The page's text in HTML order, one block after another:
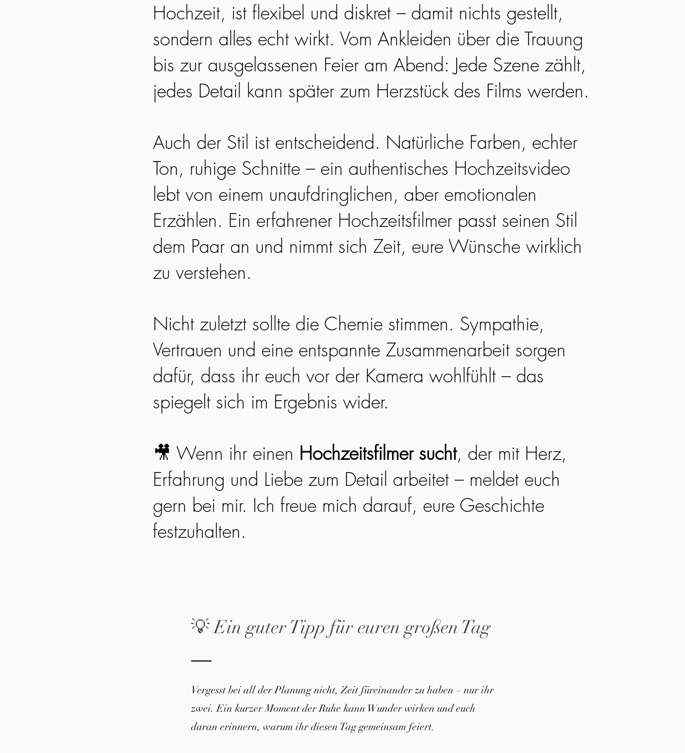
Hochzeit, ist flexibel und diskret – damit nichts gestellt,
sondern alles echt wirkt. Vom Ankleiden über die Trauung
bis zur ausgelassenen Feier am Abend: Jede Szene zählt,
jedes Detail kann später zum Herzstück des Films werden.
Auch der Stil ist entscheidend. Natürliche Farben, echter
Ton, ruhige Schnitte – ein authentisches Hochzeitsvideo
lebt von einem unaufdringlichen, aber emotionalen
Erzählen. Ein erfahrener Hochzeitsfilmer passt seinen Stil
dem Paar an und nimmt sich Zeit, eure Wünsche wirklich
zu verstehen.
Nicht zuletzt sollte die Chemie stimmen. Sympathie,
Vertrauen und eine entspannte Zusammenarbeit sorgen
dafür, dass ihr euch vor der Kamera wohlfühlt – das
spiegelt sich im Ergebnis wider.
🎥 Wenn ihr einen Hochzeitsfilmer sucht, der mit Herz,
Erfahrung und Liebe zum Detail arbeitet – meldet euch
gern bei mir. Ich freue mich darauf, eure Geschichte
festzuhalten.
💡 Ein guter Tipp für euren großen Tag
Vergesst bei all der Planung nicht, Zeit füreinander zu haben – nur ihr
zwei. Ein kurzer Moment der Ruhe kann Wunder wirken und euch
daran erinnern, warum ihr diesen Tag gemeinsam feiert.